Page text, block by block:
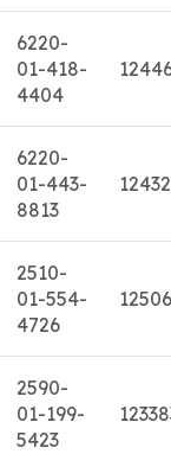
6220-
01-418-
4404
6220-
01-443-
8813
2510-
01-554-
4726
2590-
01-199-
5423